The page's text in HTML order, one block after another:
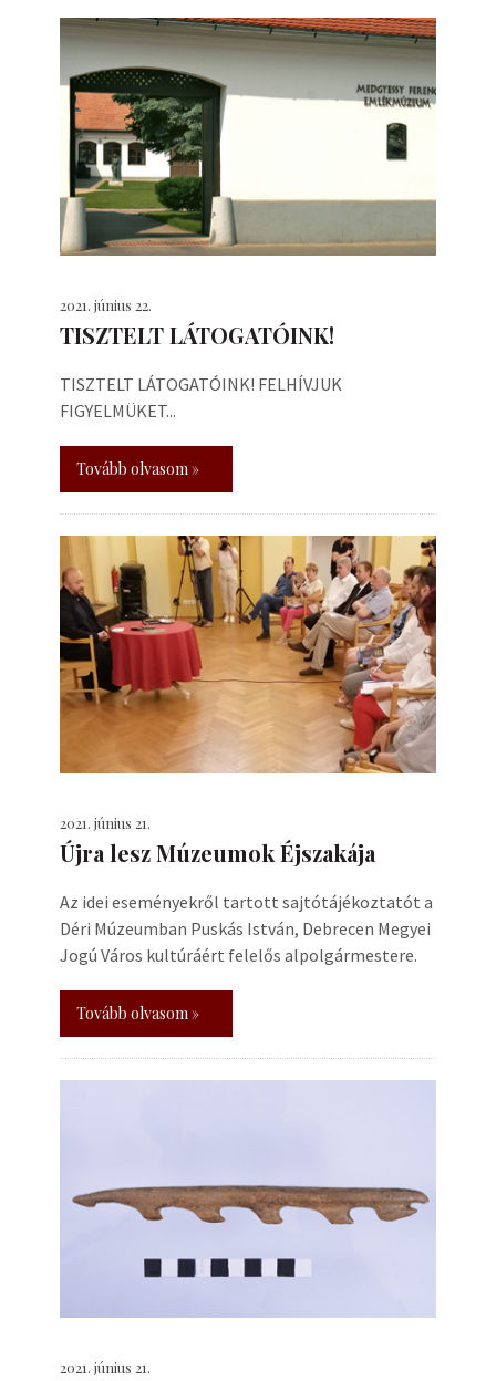
2021. június 22.
TISZTELT LÁTOGATÓINK!
TISZTELT LÁTOGATÓINK! FELHÍVJUK
FIGYELMÜKET...
Tovább olvasom »
2021. június 21.
Újra lesz Múzeumok Éjszakája
Az idei eseményekről tartott sajtótájékoztatót a
Déri Múzeumban Puskás István, Debrecen Megyei
Jogú Város kultúráért felelős alpolgármestere.
Tovább olvasom »
2021. június 21.